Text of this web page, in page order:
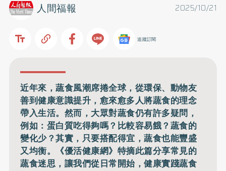
2025/10/21
人間福報
追蹤訂閱
近年來，蔬食風潮席捲全球，從環保、動物友
善到健康意識提升，愈來愈多人將蔬食的理念
帶入生活。然而，大眾對蔬食仍有許多疑問，
例如：蛋白質吃得夠嗎？比較容易餓？蔬食的
變化少？其實，只要搭配得宜，蔬食也能豐盛
又均衡。《優活健康網》特摘此篇分享常見的
蔬食迷思，讓我們從日常開始，健康實踐蔬食